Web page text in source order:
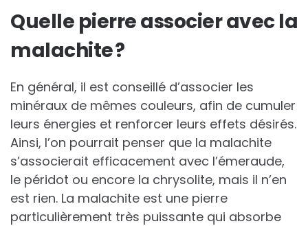
Quelle pierre associer avec la
malachite ?
En général, il est conseillé d’associer les
minéraux de mêmes couleurs, afin de cumuler
leurs énergies et renforcer leurs effets désirés.
Ainsi, l’on pourrait penser que la malachite
s’associerait efficacement avec l’émeraude,
le péridot ou encore la chrysolite, mais il n’en
est rien. La malachite est une pierre
particulièrement très puissante qui absorbe